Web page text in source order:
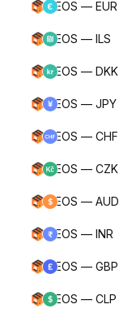
EOS — EUR
EOS — ILS
EOS — DKK
EOS — JPY
EOS — CHF
EOS — CZK
EOS — AUD
EOS — INR
EOS — GBP
EOS — CLP